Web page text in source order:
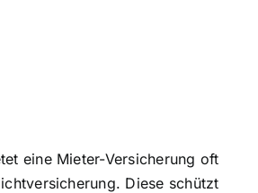
eine Mieter-Versicherung oft
Diese schützt